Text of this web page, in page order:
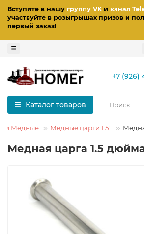
Вступите в нашу группу VKи канал
участвуйте в розыгрышах призов и
первый заказ!
+7 (926)
Каталог товаров
Медные Медные царги 1.5"
Медная царга 1.5